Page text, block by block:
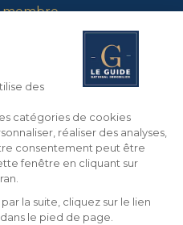
membre
le guide ?
01 71 64
Nationale 7
des
catégories de cookies
réaliser des analyses,
consentement peut être
fenêtre en cliquant sur
la suite, cliquez sur le lien
le pied de page.